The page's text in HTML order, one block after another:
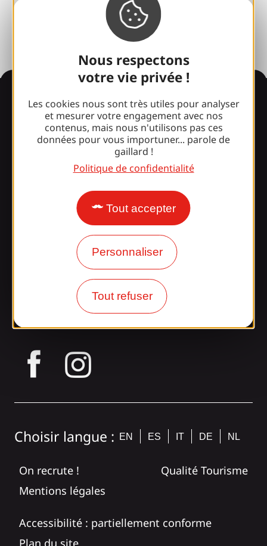
Nous respectons
votre vie privée !
Les cookies nous sont très utiles pour analyser
et mesurer votre engagement avec nos
contenus, mais nous n'utilisons pas ces
données pour vous importuner... parole de
gaillard !
Politique de confidentialité
Tout accepter
Personnaliser
Tout refuser
Informations
Surpris par notre design ?
Accès et transports
Nos brochures
Rejoignez la
bande Gaillarde !
Choisir langue : EN ES IT DE NL
On recrute !
Qualité Tourisme
Mentions légales
Accessibilité : partiellement conforme